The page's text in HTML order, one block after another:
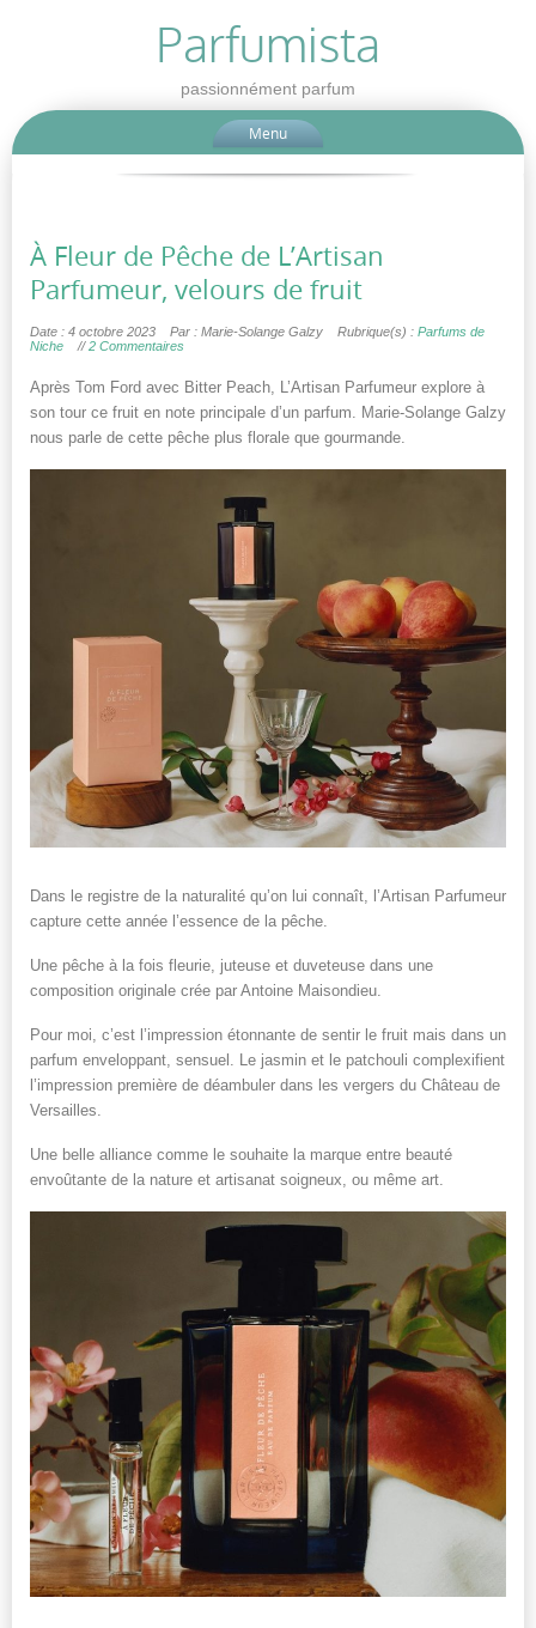
Parfumista
passionnément parfum
Menu
À Fleur de Pêche de L’Artisan
Parfumeur, velours de fruit
Date : 4 octobre 2023 Par : Marie-Solange Galzy Rubrique(s) : Parfums de
Niche
//2 Commentaires
Après Tom Ford avec Bitter Peach, L’Artisan Parfumeur explore à
son tour ce fruit en note principale d’un parfum. Marie-Solange Galzy
nous parle de cette pêche plus florale que gourmande.
Dans le registre de la naturalité qu’on lui connaît, l’Artisan Parfumeur
capture cette année l’essence de la pêche.
Une pêche à la fois fleurie, juteuse et duveteuse dans une
composition originale crée par Antoine Maisondieu.
Pour moi, c’est l’impression étonnante de sentir le fruit mais dans un
parfum enveloppant, sensuel. Le jasmin et le patchouli complexifient
l’impression première de déambuler dans les vergers du Château de
Versailles.
Une belle alliance comme le souhaite la marque entre beauté
envoûtante de la nature et artisanat soigneux, ou même art.